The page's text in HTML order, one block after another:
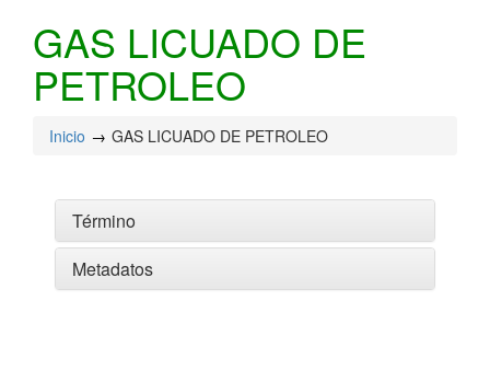
GAS LICUADO DE
PETROLEO
Inicio GAS LICUADO DE PETROLEO
Término
Metadatos